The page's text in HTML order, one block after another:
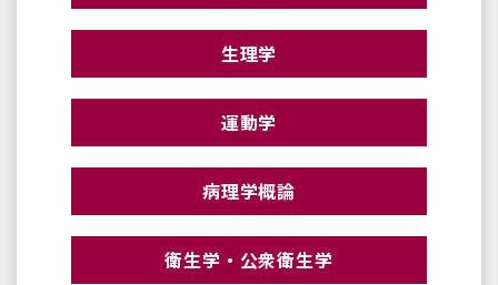
生理学
運動学
病理学概論
衛生学・公衆衛生学